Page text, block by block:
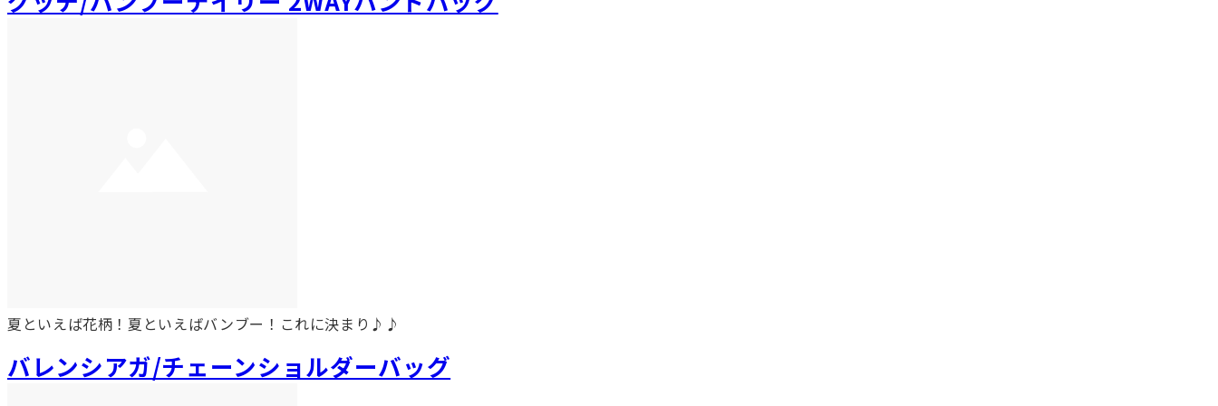
夏といえば花柄！夏といえばバンブー！これに決まり♪♪
バレンシアガ/チェーンショルダーバッグ